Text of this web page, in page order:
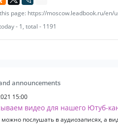
вовлекают гостей в
треками — живое общение
и внешний вид
«Апероль Шпиц» работает
следит за качеством звука.
page: https://moscow.leadbook.ru/en/
- 1, total - 1191
announcements
15:00
видео для нашего Ютуб-
послушать в аудиозаписях, а